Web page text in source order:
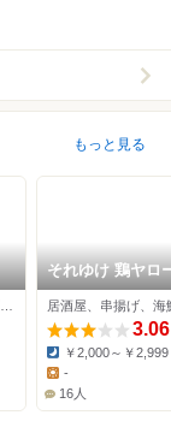
もっと見る
それゆけ 鶏ヤロ
田馬場店
居酒屋、串揚げ、海
3.06
Dinner:
￥2,000～￥2,999
Lunch:
-
16人